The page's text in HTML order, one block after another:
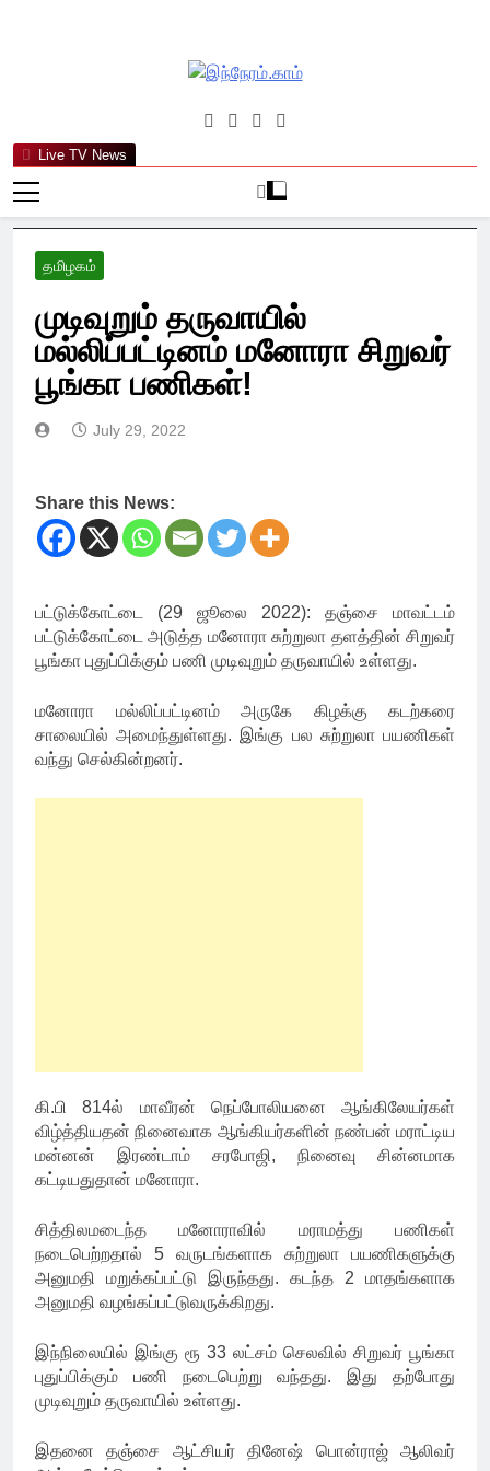
Live TV News
இந்நேரம்.காம்
தமிழகம்
முடிவுறும் தருவாயில்
மல்லிப்பட்டினம் மனோரா சிறுவர்
பூங்கா பணிகள்!
July 29, 2022
Share this News:
பட்டுக்கோட்டை (29 ஜூலை 2022): தஞ்சை மாவட்டம்
பட்டுக்கோட்டை அடுத்த மனோரா சுற்றுலா தளத்தின் சிறுவர்
பூங்கா புதுப்பிக்கும் பணி முடிவுறும் தருவாயில் உள்ளது.
மனோரா மல்லிப்பட்டினம் அருகே கிழக்கு கடற்கரை
சாலையில் அமைந்துள்ளது. இங்கு பல சுற்றுலா பயணிகள்
வந்து செல்கின்றனர்.
கி.பி 814ல் மாவீரன் நெப்போலியனை ஆங்கிலேயர்கள்
விழ்த்தியதன் நினைவாக ஆங்கியர்களின் நண்பன் மராட்டிய
மன்னன் இரண்டாம் சரபோஜி, நினைவு சின்னமாக
கட்டியதுதான் மனோரா.
சித்திலமடைந்த மனோராவில் மராமத்து பணிகள்
நடைபெற்றதால் 5 வருடங்களாக சுற்றுலா பயணிகளுக்கு
அனுமதி மறுக்கப்பட்டு இருந்தது. கடந்த 2 மாதங்களாக
அனுமதி வழங்கப்பட்டுவருக்கிறது.
இந்நிலையில் இங்கு ரூ 33 லட்சம் செலவில் சிறுவர் பூங்கா
புதுப்பிக்கும் பணி நடைபெற்று வந்தது. இது தற்போது
முடிவுறும் தருவாயில் உள்ளது.
இதனை தஞ்சை ஆட்சியர் தினேஷ் பொன்ராஜ் ஆலிவர்